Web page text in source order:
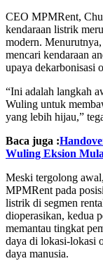
CEO MPMRent,
kendaraan listrik
modern.
mencari kendaraan
upaya dekarbonisasi
“Ini adalah langkah
Wuling untuk
yang lebih hijau,”
Baca juga :
Wuling Eksion
Meski tergolong
MPMRent pada
listrik di segmen
dioperasikan, kedua
memantau tingkat
daya di lokasi-lokasi
daya manusia.